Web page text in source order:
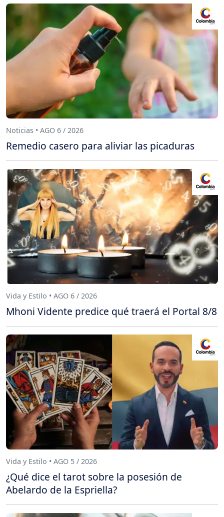
Noticias • AGO 6 / 2026
Remedio casero para aliviar las picaduras
Vida y Estilo • AGO 6 / 2026
Mhoni Vidente predice qué traerá el Portal 8/8
Vida y Estilo • AGO 5 / 2026
¿Qué dice el tarot sobre la posesión de
Abelardo de la Espriella?